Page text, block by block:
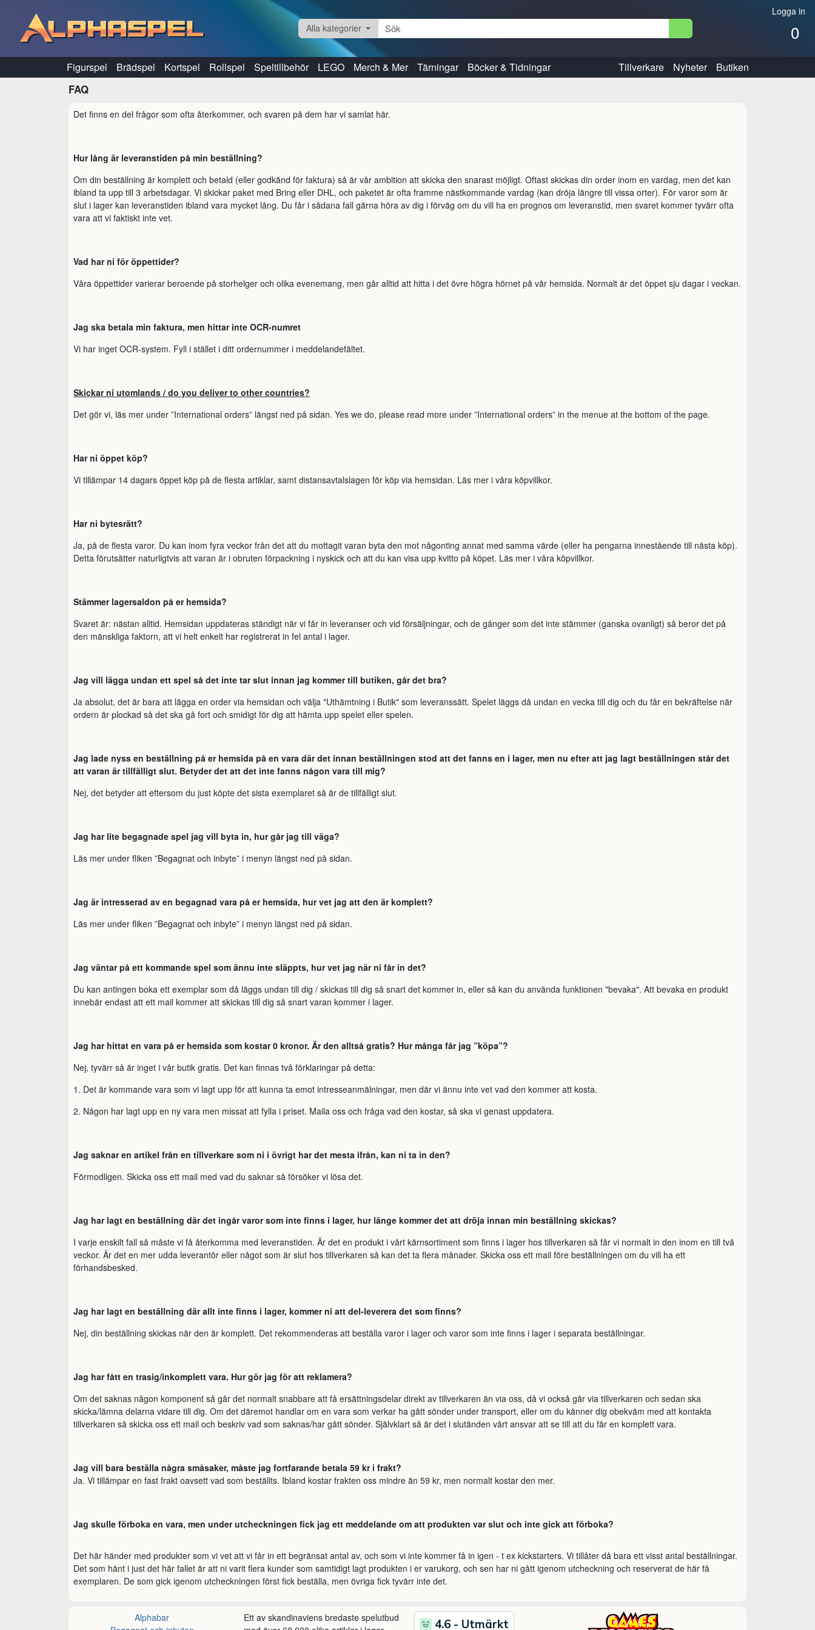
Logga in
0
Alla kategorier
Figurspel Brädspel Kortspel Rollspel Speltillbehör LEGO Merch & Mer Tärningar Böcker & Tidningar Tillverkare Nyheter Butiken
FAQ
Det finns en del frågor som ofta återkommer, och svaren på dem har vi samlat här.
Hur lång är leveranstiden på min beställning?
Om din beställning är komplett och betald (eller godkänd för faktura) så är vår ambition att skicka den snarast möjligt. Oftast skickas din order inom en vardag, men det kan
ibland ta upp till 3 arbetsdagar. Vi skickar paket med Bring eller DHL, och paketet är ofta framme nästkommande vardag (kan dröja längre till vissa orter). För varor som är
slut i lager kan leveranstiden ibland vara mycket lång. Du får i sådana fall gärna höra av dig i förväg om du vill ha en prognos om leveranstid, men svaret kommer tyvärr ofta
vara att vi faktiskt inte vet.
Vad har ni för öppettider?
Våra öppettider varierar beroende på storhelger och olika evenemang, men går alltid att hitta i det övre högra hörnet på vår hemsida. Normalt är det öppet sju dagar i veckan.
Jag ska betala min faktura, men hittar inte OCR-numret
Vi har inget OCR-system. Fyll i stället i ditt ordernummer i meddelandefältet.
Skickar ni utomlands / do you deliver to other countries?
Det gör vi, läs mer under ”International orders” längst ned på sidan. Yes we do, please read more under ”International orders” in the menue at the bottom of the page.
Har ni öppet köp?
Vi tillämpar 14 dagars öppet köp på de flesta artiklar, samt distansavtalslagen för köp via hemsidan. Läs mer i våra köpvillkor.
Har ni bytesrätt?
Ja, på de flesta varor. Du kan inom fyra veckor från det att du mottagit varan byta den mot någonting annat med samma värde (eller ha pengarna innestående till nästa köp).
Detta förutsätter naturligtvis att varan är i obruten förpackning i nyskick och att du kan visa upp kvitto på köpet. Läs mer i våra köpvillkor.
Stämmer lagersaldon på er hemsida?
Svaret är: nästan alltid. Hemsidan uppdateras ständigt när vi får in leveranser och vid försäljningar, och de gånger som det inte stämmer (ganska ovanligt) så beror det på
den mänskliga faktorn, att vi helt enkelt har registrerat in fel antal i lager.
Jag vill lägga undan ett spel så det inte tar slut innan jag kommer till butiken, går det bra?
Ja absolut, det är bara att lägga en order via hemsidan och välja "Uthämtning i Butik" som leveranssätt. Spelet läggs då undan en vecka till dig och du får en bekräftelse när
ordern är plockad så det ska gå fort och smidigt för dig att hämta upp spelet eller spelen.
Jag lade nyss en beställning på er hemsida på en vara där det innan beställningen stod att det fanns en i lager, men nu efter att jag lagt beställningen står det
att varan är tillfälligt slut. Betyder det att det inte fanns någon vara till mig?
Nej, det betyder att eftersom du just köpte det sista exemplaret så är de tillfälligt slut.
Jag har lite begagnade spel jag vill byta in, hur går jag till väga?
Läs mer under fliken ”Begagnat och inbyte” i menyn längst ned på sidan.
Jag är intresserad av en begagnad vara på er hemsida, hur vet jag att den är komplett?
Läs mer under fliken ”Begagnat och inbyte” i menyn längst ned på sidan.
Jag väntar på ett kommande spel som ännu inte släppts, hur vet jag när ni får in det?
Du kan antingen boka ett exemplar som då läggs undan till dig / skickas till dig så snart det kommer in, eller så kan du använda funktionen "bevaka". Att bevaka en produkt
innebär endast att ett mail kommer att skickas till dig så snart varan kommer i lager.
Jag har hittat en vara på er hemsida som kostar 0 kronor. Är den alltså gratis? Hur många får jag ”köpa”?
Nej, tyvärr så är inget i vår butik gratis. Det kan finnas två förklaringar på detta:
1. Det är kommande vara som vi lagt upp för att kunna ta emot intresseanmälningar, men där vi ännu inte vet vad den kommer att kosta.
2. Någon har lagt upp en ny vara men missat att fylla i priset. Maila oss och fråga vad den kostar, så ska vi genast uppdatera.
Jag saknar en artikel från en tillverkare som ni i övrigt har det mesta ifrån, kan ni ta in den?
Förmodligen. Skicka oss ett mail med vad du saknar så försöker vi lösa det.
Jag har lagt en beställning där det ingår varor som inte finns i lager, hur länge kommer det att dröja innan min beställning skickas?
I varje enskilt fall så måste vi få återkomma med leveranstiden. Är det en produkt i vårt kärnsortiment som finns i lager hos tillverkaren så får vi normalt in den inom en till två
veckor. Är det en mer udda leverantör eller något som är slut hos tillverkaren så kan det ta flera månader. Skicka oss ett mail före beställningen om du vill ha ett
förhandsbesked.
Jag har lagt en beställning där allt inte finns i lager, kommer ni att del-leverera det som finns?
Nej, din beställning skickas när den är komplett. Det rekommenderas att beställa varor i lager och varor som inte finns i lager i separata beställningar.
Jag har fått en trasig/inkomplett vara. Hur gör jag för att reklamera?
Om det saknas någon komponent så går det normalt snabbare att få ersättningsdelar direkt av tillverkaren än via oss, då vi också går via tillverkaren och sedan ska
skicka/lämna delarna vidare till dig. Om det däremot handlar om en vara som verkar ha gått sönder under transport, eller om du känner dig obekväm med att kontakta
tillverkaren så skicka oss ett mail och beskriv vad som saknas/har gått sönder. Självklart så är det i slutänden vårt ansvar att se till att du får en komplett vara.
Jag vill bara beställa några småsaker, måste jag fortfarande betala 59 kr i frakt?
Ja. Vi tillämpar en fast frakt oavsett vad som beställts. Ibland kostar frakten oss mindre än 59 kr, men normalt kostar den mer.
Jag skulle förboka en vara, men under utcheckningen fick jag ett meddelande om att produkten var slut och inte gick att förboka?
Det här händer med produkter som vi vet att vi får in ett begränsat antal av, och som vi inte kommer få in igen - t ex kickstarters. Vi tillåter då bara ett visst antal beställningar.
Det som hänt i just det här fallet är att ni varit flera kunder som samtidigt lagt produkten i er varukorg, och sen har ni gått igenom utcheckning och reserverat de här få
exemplaren. De som gick igenom utcheckningen först fick beställa, men övriga fick tyvärr inte det.
Alphabar
Ett av skandinaviens bredaste spelutbud